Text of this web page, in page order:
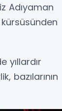
Adıyaman
yıllardır
bazılarının